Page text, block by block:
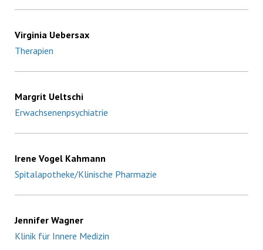
Virginia Uebersax
Therapien
Margrit Ueltschi
Erwachsenenpsychiatrie
Irene Vogel Kahmann
Spitalapotheke/Klinische Pharmazie
Jennifer Wagner
Klinik für Innere Medizin